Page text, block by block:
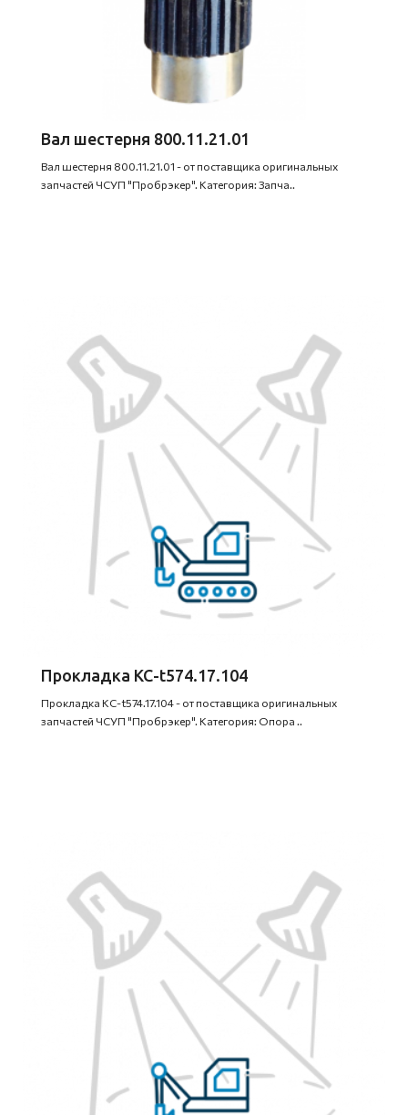
Вал шестерня 800.11.21.01
Вал шестерня 800.11.21.01 - от поставщика оригинальных
запчастей ЧСУП "Пробрэкер". Категория: Запча..
Прокладка KC-t574.17.104
Прокладка KC-t574.17.104 - от поставщика оригинальных
запчастей ЧСУП "Пробрэкер". Категория: Опора ..